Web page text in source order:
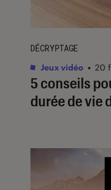
5 conseils
durée de vie
DÉCRYPTAGE
Jeux vidéo • 20